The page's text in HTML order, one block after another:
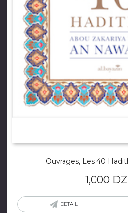
Ouvrages, Les 40
1,000
DETAIL